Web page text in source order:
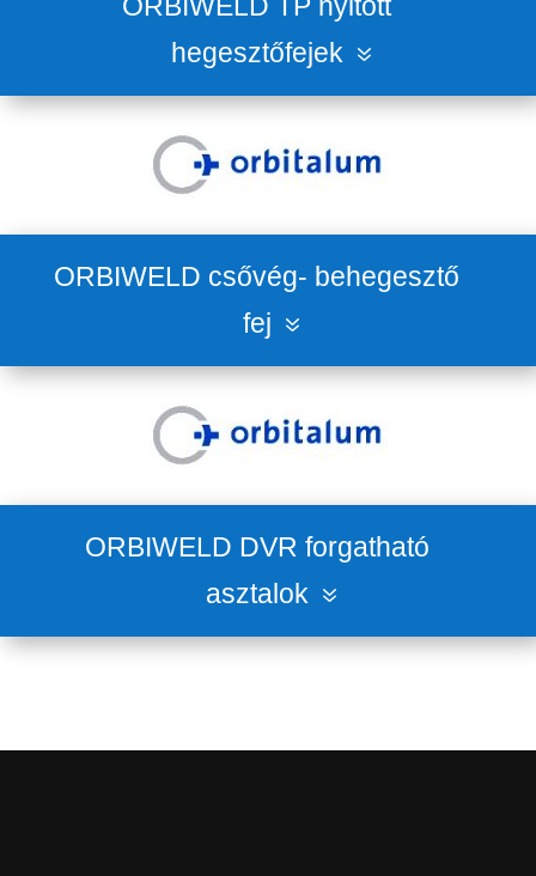
hegesztőfejek
ORBIWELD csővég- behegesztő
fej
ORBIWELD DVR forgatható
asztalok